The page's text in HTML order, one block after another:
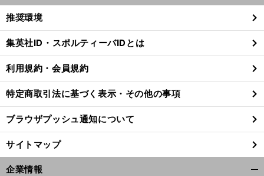
閉
る
推奨環境
集英社ID・スポルティーバIDとは
利用規約・会員規約
特定商取引法に基づく表示・その他の事項
ブラウザプッシュ通知について
サイトマップ
企業情報